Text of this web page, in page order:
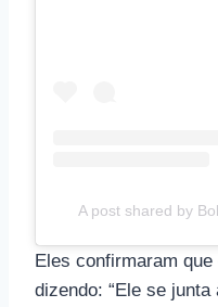
A post shared by
Eles confirmaram
dizendo: “Ele se